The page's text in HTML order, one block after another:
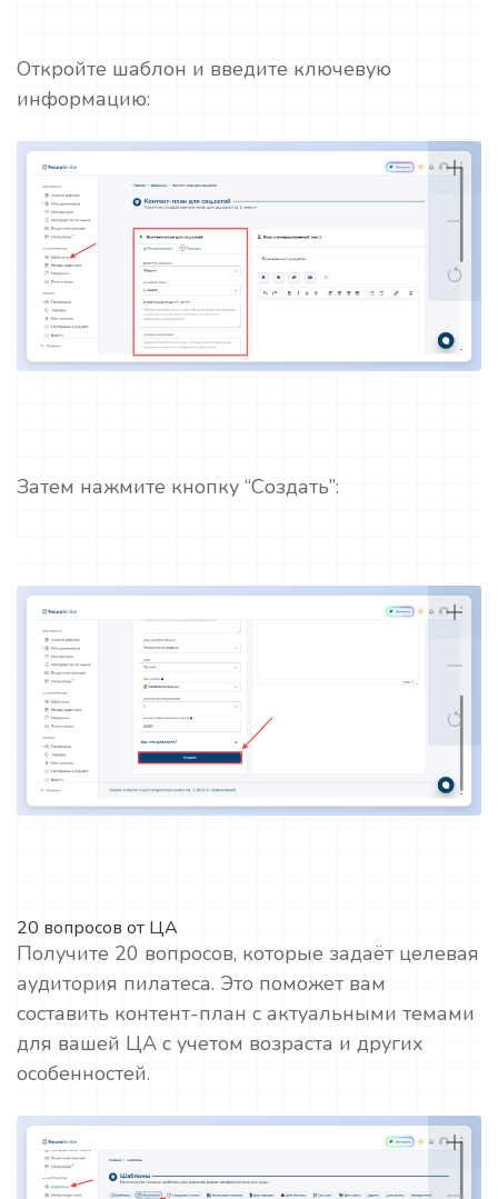
Откройте шаблон и введите ключевую
информацию:
Затем нажмите кнопку “Создать”:
20 вопросов от ЦА
Получите 20 вопросов, которые задаёт целевая
аудитория пилатеса. Это поможет вам
составить контент-план с актуальными темами
для вашей ЦА с учетом возраста и других
особенностей.